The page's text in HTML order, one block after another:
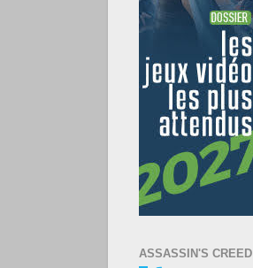
ASSASSIN'S CREED